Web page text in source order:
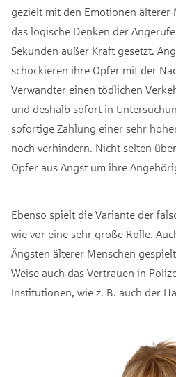
gezielt mit den Emotionen älterer
das logische Denken der
Sekunden außer Kraft gesetzt.
schockieren ihre Opfer mit der
Verwandter einen tödlichen
und deshalb sofort in
sofortige Zahlung einer sehr
noch verhindern. Nicht selten
Opfer aus Angst um ihre
Ebenso spielt die Variante der
wie vor eine sehr große Rolle.
Ängsten älterer Menschen
Weise auch das Vertrauen in
Institutionen, wie z. B. auch der